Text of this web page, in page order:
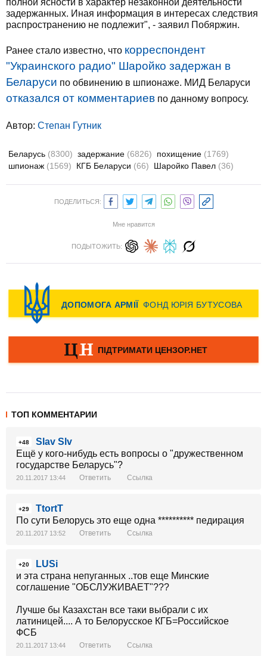
полной ясности в характер незаконной деятельности
задержанных. Иная информация в интересах следствия
распространению не подлежит", - заявил Побяржин.
Ранее стало известно, что корреспондент
"Украинского радио" Шаройко задержан в
Беларуси по обвинению в шпионаже. МИД Беларуси
отказался от комментариев по данному вопросу.
Автор: Степан Гутник
Беларусь (8300) задержание (6826) похищение (1769)
шпионаж (1569) КГБ Беларуси (66) Шаройко Павел (36)
ПОДЕЛИТЬСЯ:
Мне нравится
ПОДЫТОЖИТЬ:
ТОП КОММЕНТАРИИ
+48
Slav Slv
Ещё у кого-нибудь есть вопросы о "дружественном
государстве Беларусь"?
20.11.2017 13:44 Ответить Ссылка
+29
TtortT
По сути Белорусь это еще одна ********** педирация
20.11.2017 13:52 Ответить Ссылка
+20
LUSi
и эта страна непуганных ..тов еще Минские
соглашение "ОБСЛУЖИВАЕТ"???
Лучше бы Казахстан все таки выбрали с их
латиницей.... А то Белорусское КГБ=Российское
ФСБ
20.11.2017 13:44 Ответить Ссылка